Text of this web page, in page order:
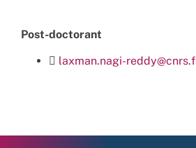
Post-doctorant
laxman.nagi-